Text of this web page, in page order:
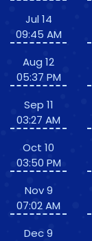
Jul 14
09:45 AM
Aug 12
05:37 PM
Sep 11
03:27 AM
Oct 10
03:50 PM
Nov 9
07:02 AM
Dec 9